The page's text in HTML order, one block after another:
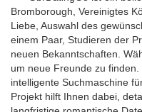
Bromborough, Vereinigtes
Liebe, Auswahl des
einem Paar, Studieren der
neuen Bekanntschaften.
um neue Freunde zu
intelligente Suchmaschine
Projekt hilft Ihnen dabei,